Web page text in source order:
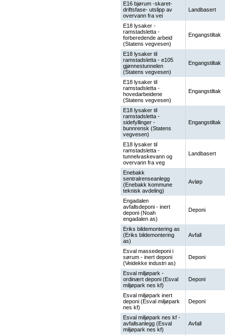
E16 bjørum -skaret-
driftsfase- utslipp av
overvann fra vei
Landbasert
E18 lysaker -
ramstadsletta -
forberedende arbeid
(Statens vegvesen)
Engangstiltak
E18 lysaker til
ramstadsletta - e105
gjønnestunnelen
(Statens vegvesen)
Engangstiltak
E18 lysaker til
ramstadsletta -
hovedarbeidene
(Statens vegvesen)
Engangstiltak
E18 lysaker til
ramstadsletta -
sidefyllinger -
bunnrensk (Statens
vegvesen)
Engangstiltak
E18 lysaker til
ramstadsletta -
tunnelvaskevann og
overvann fra veg
Landbasert
Enebakk
sentralrenseanlegg
(Enebakk kommune
teknisk avdeling)
Avløp
Engadalen
avfallsdeponi - inert
deponi (Noah
engadalen as)
Deponi
Eriks bildemontering as
(Eriks bildemontering
as)
Avfall
Esval massedeponi i
sørum - inert deponi
(Veidekke industri as)
Deponi
Esval miljøpark -
ordinært deponi (Esval
miljøpark nes kf)
Deponi
Esval miljøpark inert
deponi (Esval miljøpark
nes kf)
Deponi
Esval miljøpark nes kf -
avfallsanlegg (Esval
miljøpark nes kf)
Avfall